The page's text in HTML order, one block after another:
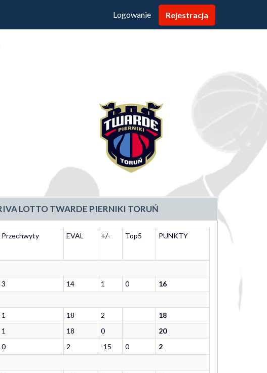
Rejestracja
Logowanie
LOTTO TWARDE PIERNIKI TORUŃ
Przechwyty EVAL +/- Top5
PUNKTY
3 14 1 0
16
1 18 2
18
1 18 0
20
0 2 -15 0
2